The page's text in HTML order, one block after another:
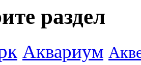
раздел
Аквариум